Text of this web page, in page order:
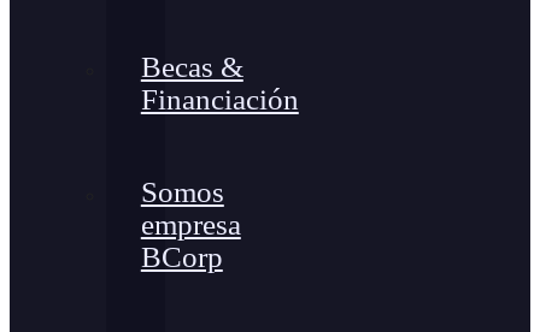
Becas &
Financiación
Somos
empresa
BCorp